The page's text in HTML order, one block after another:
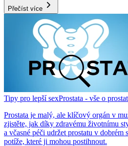
Přečíst více
Tipy pro lepší sexProstata - vše o
Prostata je malý, ale klíčový orgán v
zjistěte, jak díky zdravému životnímu
a včasné péči udržet prostatu v dobrém
potíže, které ji mohou postihnout.